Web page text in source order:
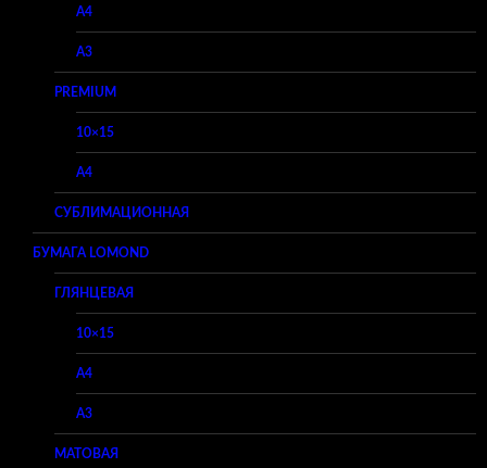
A4
A3
PREMIUM
10×15
A4
СУБЛИМАЦИОННАЯ
БУМАГА LOMOND
ГЛЯНЦЕВАЯ
10×15
A4
A3
МАТОВАЯ